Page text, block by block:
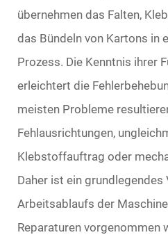
übernehmen das Falten,
das Bündeln von Kartons in
Prozess. Die Kenntnis ihrer
erleichtert die
meisten Probleme
Fehlausrichtungen,
Klebstoffauftrag oder
Daher ist ein
Arbeitsablaufs der
Reparaturen vorgenommen